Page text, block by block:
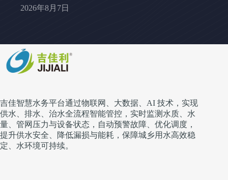
2026年8月7日
吉佳智慧水务平台通过物联网、大数据、AI 技术，实现
供水、排水、治水全流程智能管控，实时监测水质、水
量、管网压力与设备状态，自动预警故障、优化调度，
提升供水安全、降低漏损与能耗，保障城乡用水高效稳
定、水环境可持续。